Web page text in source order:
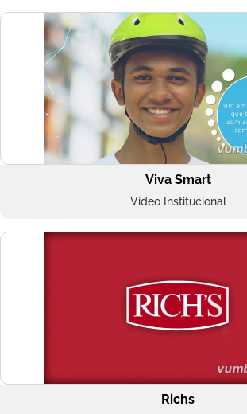
Viva Smart
Vídeo Institucional
Richs